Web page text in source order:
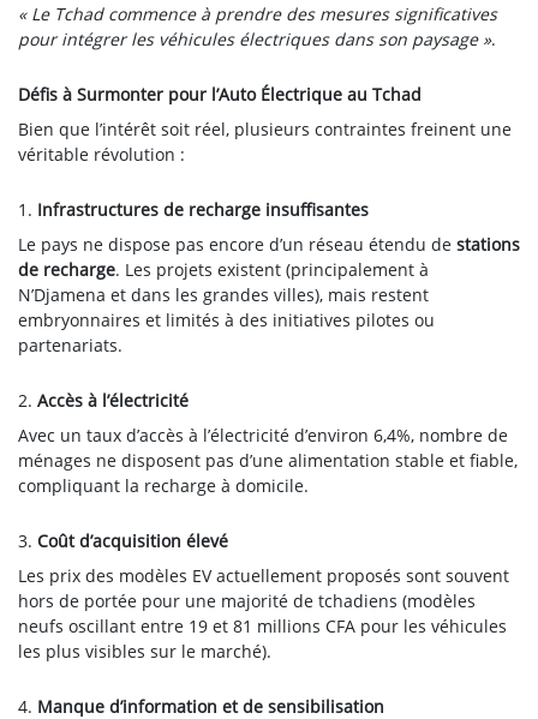
« Le Tchad commence à prendre des mesures significatives
pour intégrer les véhicules électriques dans son paysage ».
Défis à Surmonter pour l’Auto Électrique au Tchad
Bien que l’intérêt soit réel, plusieurs contraintes freinent une
véritable révolution :
1. Infrastructures de recharge insuffisantes
Le pays ne dispose pas encore d’un réseau étendu de stations
de recharge. Les projets existent (principalement à
N’Djamena et dans les grandes villes), mais restent
embryonnaires et limités à des initiatives pilotes ou
partenariats.
2. Accès à l’électricité
Avec un taux d’accès à l’électricité d’environ 6,4%, nombre de
ménages ne disposent pas d’une alimentation stable et fiable,
compliquant la recharge à domicile.
3. Coût d’acquisition élevé
Les prix des modèles EV actuellement proposés sont souvent
hors de portée pour une majorité de tchadiens (modèles
neufs oscillant entre 19 et 81 millions CFA pour les véhicules
les plus visibles sur le marché).
4. Manque d’information et de sensibilisation